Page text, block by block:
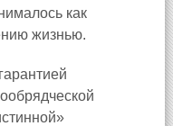
как
жизнью.